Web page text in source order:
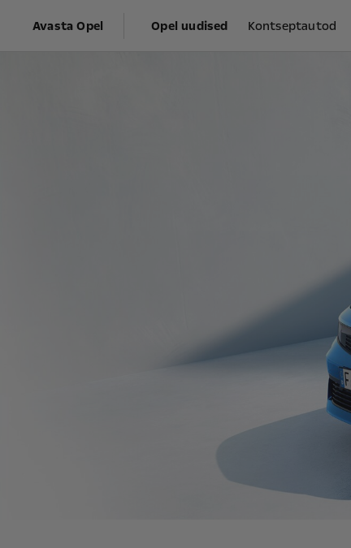
Avasta Opel Opel uudised Kontseptautod